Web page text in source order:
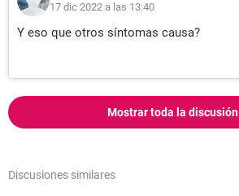
17 dic 2022 a las 13:40
Y eso que otros síntomas causa?
Mostrar toda la discusión
Discusiones similares